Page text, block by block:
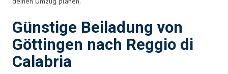
Günstige Beiladung von
Göttingen nach Reggio di
Calabria